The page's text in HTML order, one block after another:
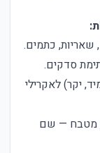
כתמים.
סדקים.
יקר) לאקרילי
מטבח — שם